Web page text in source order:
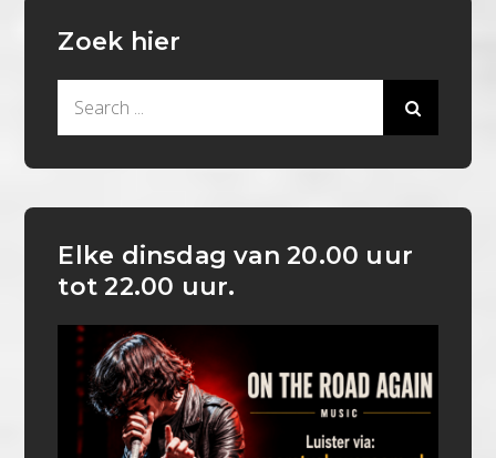
Zoek hier
Search
Elke dinsdag van 20.00 uur
tot 22.00 uur.